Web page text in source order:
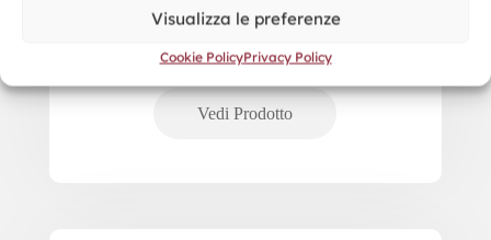
Visualizza le preferenze
Cookie PolicyPrivacy Policy